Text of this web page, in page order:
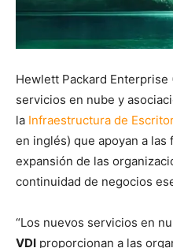
Hewlett Packard Enterprise
servicios en nube y
la Infraestructura de
en inglés) que apoyan a
expansión de las
continuidad de negocios
“Los nuevos servicios en
VDI proporcionan a las